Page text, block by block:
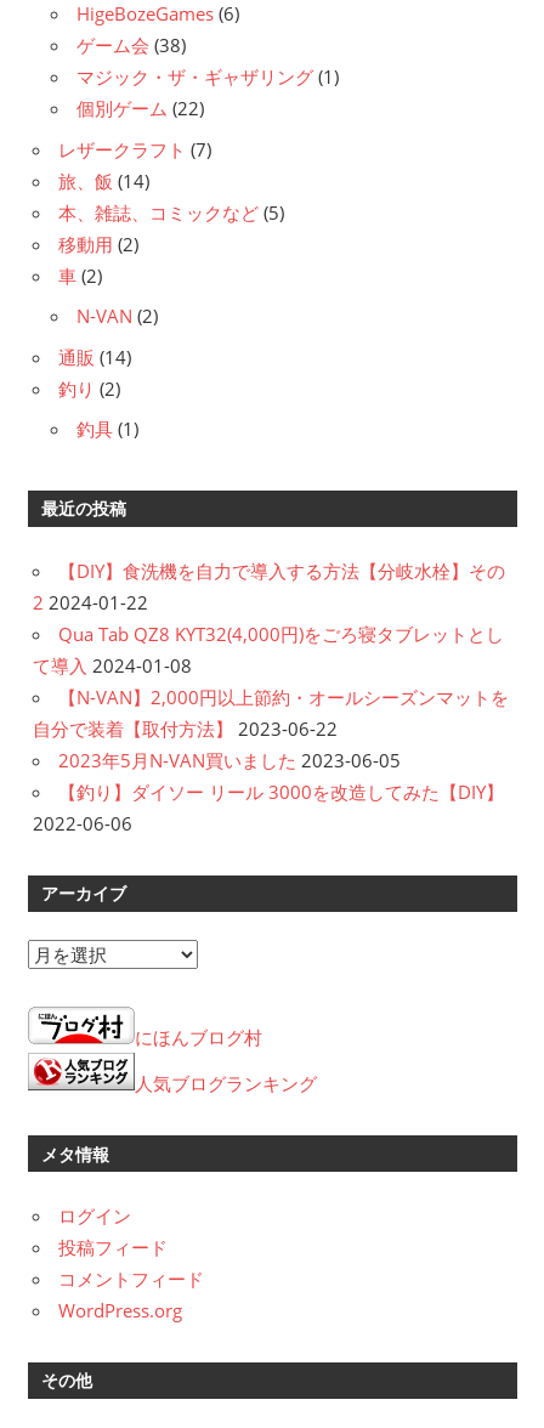
HigeBozeGames (6)
ゲーム会 (38)
マジック・ザ・ギャザリング (1)
個別ゲーム (22)
レザークラフト (7)
旅、飯 (14)
本、雑誌、コミックなど (5)
移動用 (2)
車 (2)
N-VAN (2)
通販 (14)
釣り (2)
釣具 (1)
最近の投稿
【DIY】食洗機を自力で導入する方法【分岐水栓】その
2 2024-01-22
Qua Tab QZ8 KYT32(4,000円)をごろ寝タブレットとし
て導入 2024-01-08
【N-VAN】2,000円以上節約・オールシーズンマットを
自分で装着【取付方法】
2023-06-22
2023年5月N-VAN買いました 2023-06-05
【釣り】ダイソー リール 3000を改造してみた【DIY】
2022-06-06
アーカイブ
ア
カ
イ
ブ
にほんブログ村
人気ブログランキング
メタ情報
ログイン
投稿フィード
コメントフィード
WordPress.org
その他